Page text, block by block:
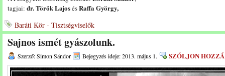
tagjai: dr. Török LajosésRaffa György,
Baráti Kör - Tisztségviselők
Sajnos ismét gyászolunk.
Szerző: Simon Sándor Bejegyzés ideje: 2013. május 1. SZÓLJON HOZZÁ